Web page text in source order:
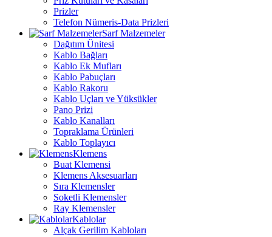
Prizler
Telefon Nümeris-Data Prizleri
Sarf Malzemeler
Dağıtım Ünitesi
Kablo Bağları
Kablo Ek Mufları
Kablo Pabuçları
Kablo Rakoru
Kablo Uçları ve Yüksükler
Pano Prizi
Kablo Kanalları
Topraklama Ürünleri
Kablo Toplayıcı
Klemens
Buat Klemensi
Klemens Aksesuarları
Sıra Klemensler
Soketli Klemensler
Ray Klemensler
Kablolar
Alçak Gerilim Kabloları